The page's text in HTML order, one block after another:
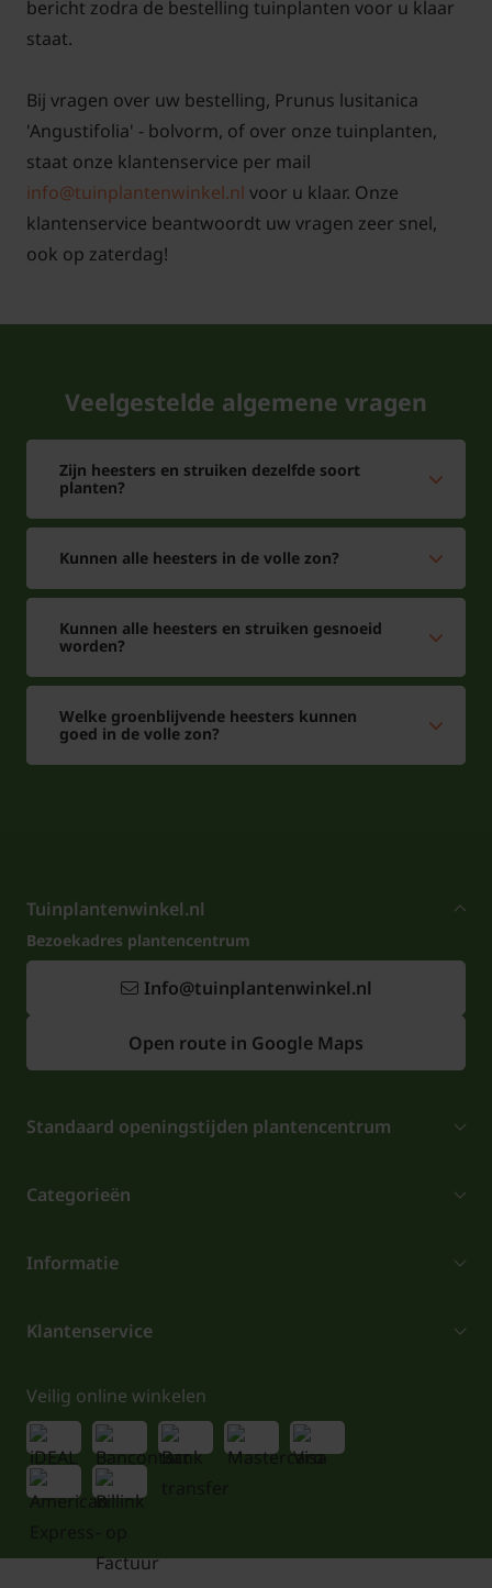
bericht zodra de bestelling tuinplanten voor u klaar
staat.
Bij vragen over uw bestelling, Prunus lusitanica
'Angustifolia' - bolvorm, of over onze tuinplanten,
staat onze klantenservice per mail
info@tuinplantenwinkel.nl voor u klaar. Onze
klantenservice beantwoordt uw vragen zeer snel,
ook op zaterdag!
Veelgestelde algemene vragen
Zijn heesters en struiken dezelfde soort
planten?
Kunnen alle heesters in de volle zon?
Kunnen alle heesters en struiken gesnoeid
worden?
Welke groenblijvende heesters kunnen
goed in de volle zon?
Tuinplantenwinkel.nl
Bezoekadres plantencentrum
Info@tuinplantenwinkel.nl
Open route in Google Maps
Standaard openingstijden plantencentrum
Categorieën
Informatie
Klantenservice
Veilig online winkelen